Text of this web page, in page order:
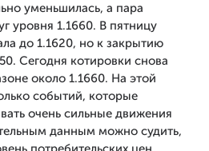
уменьшилась, а пара
уровня 1.1660. В пятницу
до 1.1620, но к закрытию
Сегодня котировки снова
около 1.1660. На этой
событий, которые
очень сильные движения
данным можно судить,